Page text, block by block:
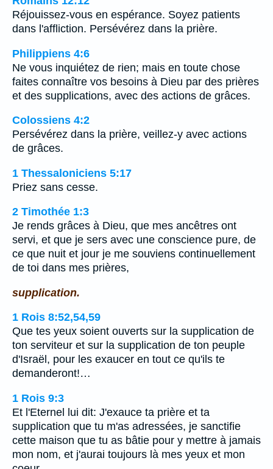
Réjouissez-vous en espérance. Soyez patients
dans l'affliction. Persévérez dans la prière.
Philippiens 4:6
Ne vous inquiétez de rien; mais en toute chose
faites connaître vos besoins à Dieu par des prières
et des supplications, avec des actions de grâces.
Colossiens 4:2
Persévérez dans la prière, veillez-y avec actions
de grâces.
1 Thessaloniciens 5:17
Priez sans cesse.
2 Timothée 1:3
Je rends grâces à Dieu, que mes ancêtres ont
servi, et que je sers avec une conscience pure, de
ce que nuit et jour je me souviens continuellement
de toi dans mes prières,
supplication.
1 Rois 8:52,54,59
Que tes yeux soient ouverts sur la supplication de
ton serviteur et sur la supplication de ton peuple
d'Israël, pour les exaucer en tout ce qu'ils te
demanderont!…
1 Rois 9:3
Et l'Eternel lui dit: J'exauce ta prière et ta
supplication que tu m'as adressées, je sanctifie
cette maison que tu as bâtie pour y mettre à jamais
mon nom, et j'aurai toujours là mes yeux et mon